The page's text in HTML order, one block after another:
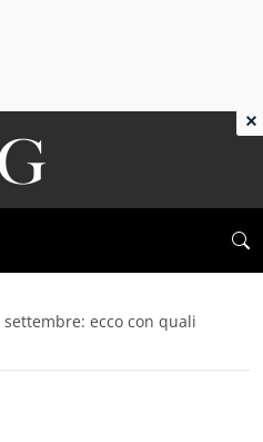
ecco con quali
×